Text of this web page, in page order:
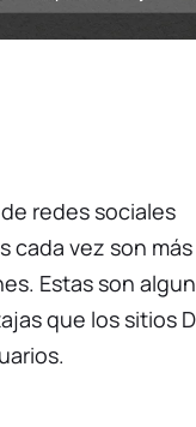
redes sociales
cada vez son
Estas son
que los sitios